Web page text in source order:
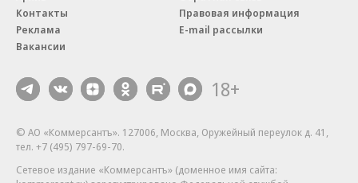
Контакты
Реклама
Вакансии
Правовая информация
E-mail рассылки
18+
© АО «Коммерсантъ». 127006, Москва, Оружейный переулок д. 41,
тел. +7 (495) 797-69-70.
Сетевое издание «Коммерсантъ» (доменное имя сайта: